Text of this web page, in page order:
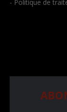
- Politique de